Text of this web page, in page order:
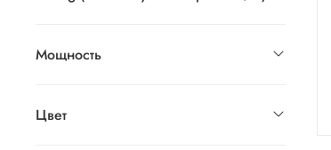
Мощность
Цвет